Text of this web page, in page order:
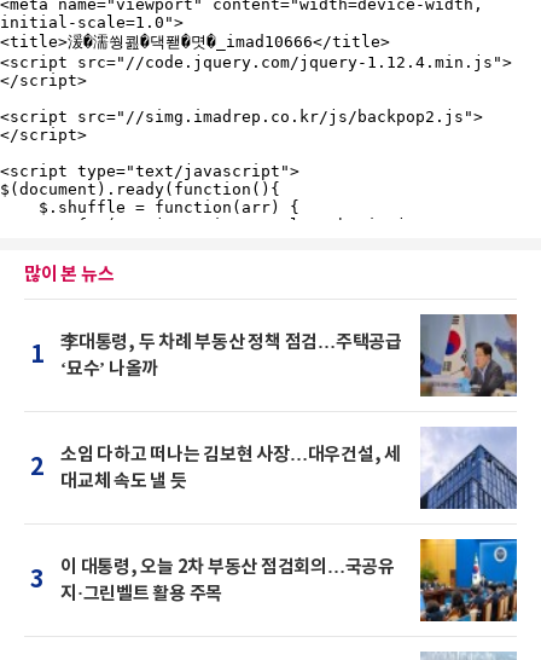
많이 본 뉴스
1
李대통령, 두 차례 부동산 정책 점검…주택공급
‘묘수’ 나올까
2
소임 다하고 떠나는 김보현 사장…대우건설, 세
대교체 속도 낼 듯
3
이 대통령, 오늘 2차 부동산 점검회의…국공유
지·그린벨트 활용 주목